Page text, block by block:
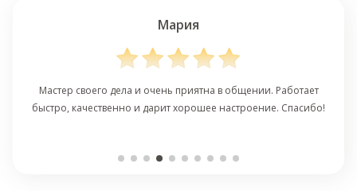
Мария
Мастер своего дела и очень приятна в общении. Работает
быстро, качественно и дарит хорошее настроение. Спасибо!